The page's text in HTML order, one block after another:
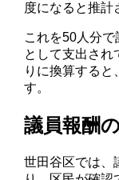
度になると推計
これを50人分
として支出され
りに換算する
す。
議員報酬
世田谷区では、